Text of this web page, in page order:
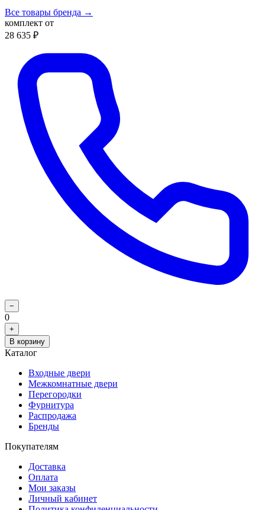
Все товары бренда →
комплект от
28 635 ₽
−
0
+
В корзину
Каталог
Входные двери
Межкомнатные двери
Перегородки
Фурнитура
Распродажа
Бренды
Покупателям
Доставка
Оплата
Мои заказы
Личный кабинет